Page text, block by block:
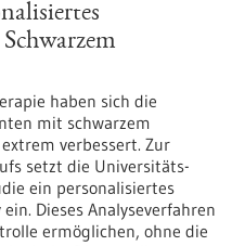
haben sich die
mit schwarzem
verbessert. Zur
setzt die Universitäts-
ein personalisiertes
Dieses Analyseverfahren
ermöglichen, ohne die